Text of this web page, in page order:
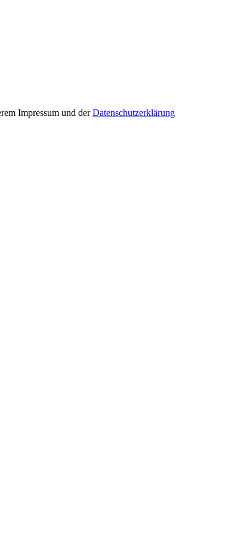
Impressum und derDatenschutzerklärung